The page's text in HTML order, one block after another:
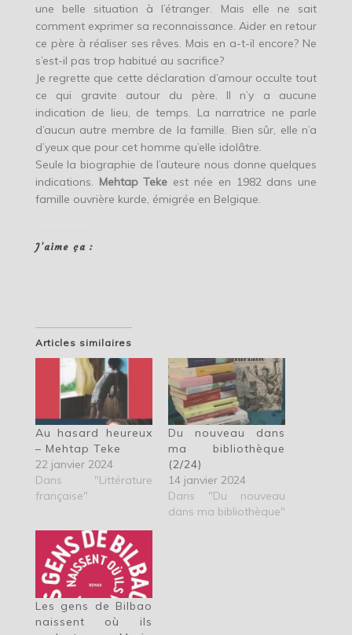
une belle situation à l’étranger. Mais elle ne sait
comment exprimer sa reconnaissance. Aider en retour
ce père à réaliser ses rêves. Mais en a-t-il encore? Ne
s’est-il pas trop habitué au sacrifice?
Je regrette que cette déclaration d’amour occulte tout
ce qui gravite autour du père. Il n’y a aucune
indication de lieu, de temps. La narratrice ne parle
d’aucun autre membre de la famille. Bien sûr, elle n’a
d’yeux que pour cet homme qu’elle idolâtre.
Seule la biographie de l’auteure nous donne quelques
indications. Mehtap Teke est née en 1982 dans une
famille ouvrière kurde, émigrée en Belgique.
J’aime ça :
Articles similaires
Au hasard heureux
– Mehtap Teke
22 janvier 2024
Dans "Littérature
française"
Du nouveau dans
ma bibliothèque
(2/24)
14 janvier 2024
Dans "Du nouveau
dans ma bibliothèque"
Les gens de Bilbao
naissent où ils